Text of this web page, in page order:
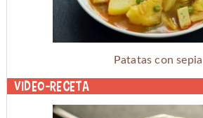
Patatas con sepia
Video-receta